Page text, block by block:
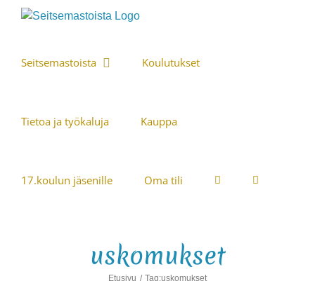
Skip
Seitsemastoista Koulutukset
Tietoa ja työkaluja Kauppa
17.koulun jäsenille Oma tili
uskomukset
Etusivu Tag:uskomukset